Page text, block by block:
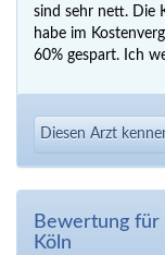
sind sehr nett. Die
habe im
60% gespart. Ich
Diesen Arzt
Bewertung für
Köln